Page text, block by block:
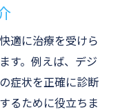
適に治療を受けら
す。例えば、デジ
症状を正確に診断
るために役立ちま